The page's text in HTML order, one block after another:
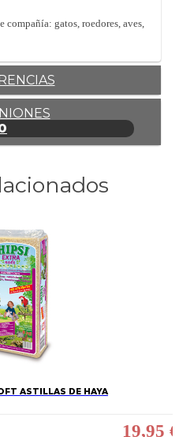
gatos, roedores, aves,
ASTILLAS DE HAYA
19,95 €